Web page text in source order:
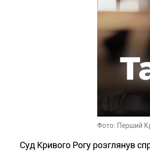
Фото: Перший
Суд Кривого Рогу розглянув